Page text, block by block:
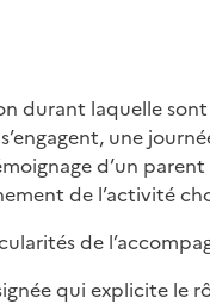
durant laquelle
une
d’un
de l’activité
de
qui explicite le